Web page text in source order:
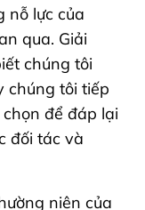
nỗ lực của
qua. Giải
chúng tôi
chúng tôi tiếp
để đáp lại
đối tác và
niên của